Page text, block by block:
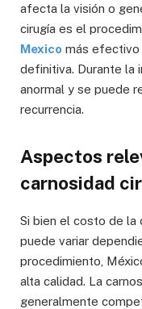
afecta la visión o
cirugía es el
Mexico más efectivo
definitiva. Durante la
anormal y se puede
recurrencia.
Aspectos
carnosidad
Si bien el costo de la
puede variar
procedimiento,
alta calidad. La
generalmente